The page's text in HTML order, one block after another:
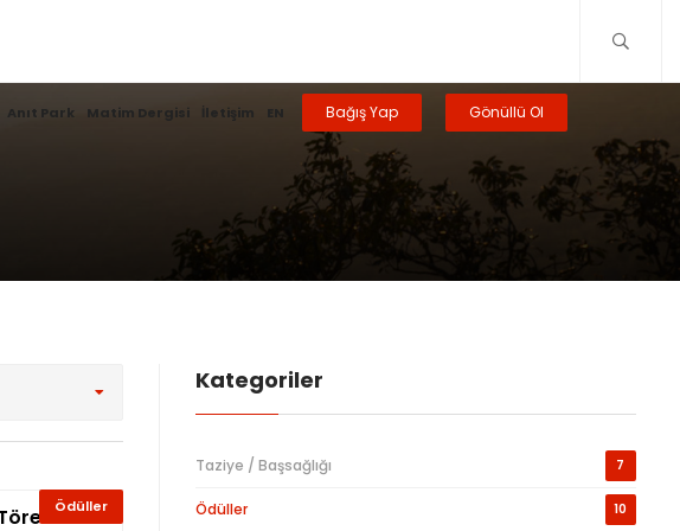
Anıt Park Matim Dergisi İletişim EN Bağış Yap Gönüllü Ol
Ödüller
Kategoriler
Taziye / Başsağlığı 7
Ödüller 10